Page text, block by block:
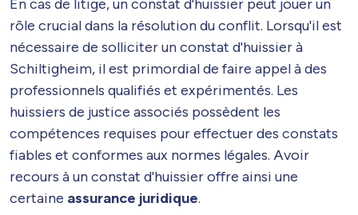
En cas de litige, un constat d'huissier peut jouer un
rôle crucial dans la résolution du conflit. Lorsqu'il est
nécessaire de solliciter un constat d'huissier à
Schiltigheim, il est primordial de faire appel à des
professionnels qualifiés et expérimentés. Les
huissiers de justice associés possèdent les
compétences requises pour effectuer des constats
fiables et conformes aux normes légales. Avoir
recours à un constat d'huissier offre ainsi une
certaine assurance juridique.